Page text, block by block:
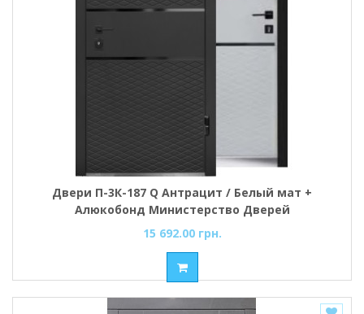
Двери П-3К-187 Q Антрацит / Белый мат +
Алюкобонд Министерство Дверей
15 692.00 грн.